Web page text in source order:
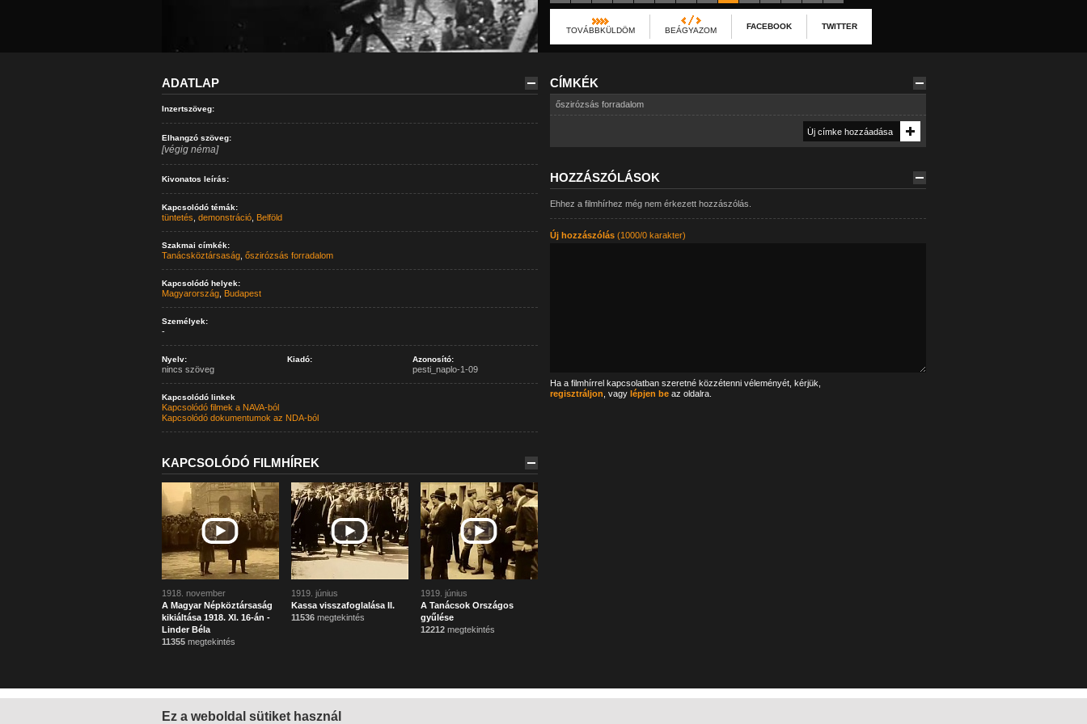
TOVÁBBKÜLDÖM BEÁGYAZOM FACEBOOK TWITTER
ADATLAP
Inzertszöveg:
Elhangzó szöveg:
[végig néma]
Kivonatos leírás:
Kapcsolódó témák:
tüntetés demonstráció, Belföld
Szakmai címkék:
Tanácsköztársaság, őszirózsás forradalom
Kapcsolódó helyek:
Magyarország, Budapest
Személyek:
-
Nyelv:
nincs szöveg
Kiadó: Azonosító:
pesti_naplo-1-09
Kapcsolódó linkek
Kapcsolódó filmek a NAVA-ból
Kapcsolódó dokumentumok az NDA-ból
KAPCSOLÓDÓ FILMHÍREK
1918. november
A Magyar Népköztársaság
kikiáltása 1918. XI. 16-án -
Linder Béla
11355megtekintés
1919. június
Kassa visszafoglalása II.
11536megtekintés
1919. június
A Tanácsok Országos
gyűlése
12212megtekintés
CÍMKÉK
őszirózsás forradalom
HOZZÁSZÓLÁSOK
Ehhez a filmhírhez még nem érkezett hozzászólás.
Új hozzászólás(1000/0 karakter)
Ha a filmhírrel kapcsolatban szeretné közzétenni véleményét, kérjük,
regisztráljon , vagy lépjen beaz oldalra.
Ez a weboldal sütiket használ